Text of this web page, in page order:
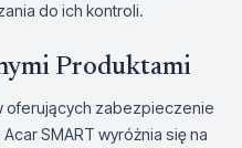
do ich kontroli.
Produktami
oferujących zabezpieczenie
SMART wyróżnia się na